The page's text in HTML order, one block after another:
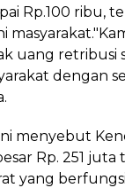
Rp.100 ribu,
uang retribusi
dengan
menyebut
Rp. 251
yang